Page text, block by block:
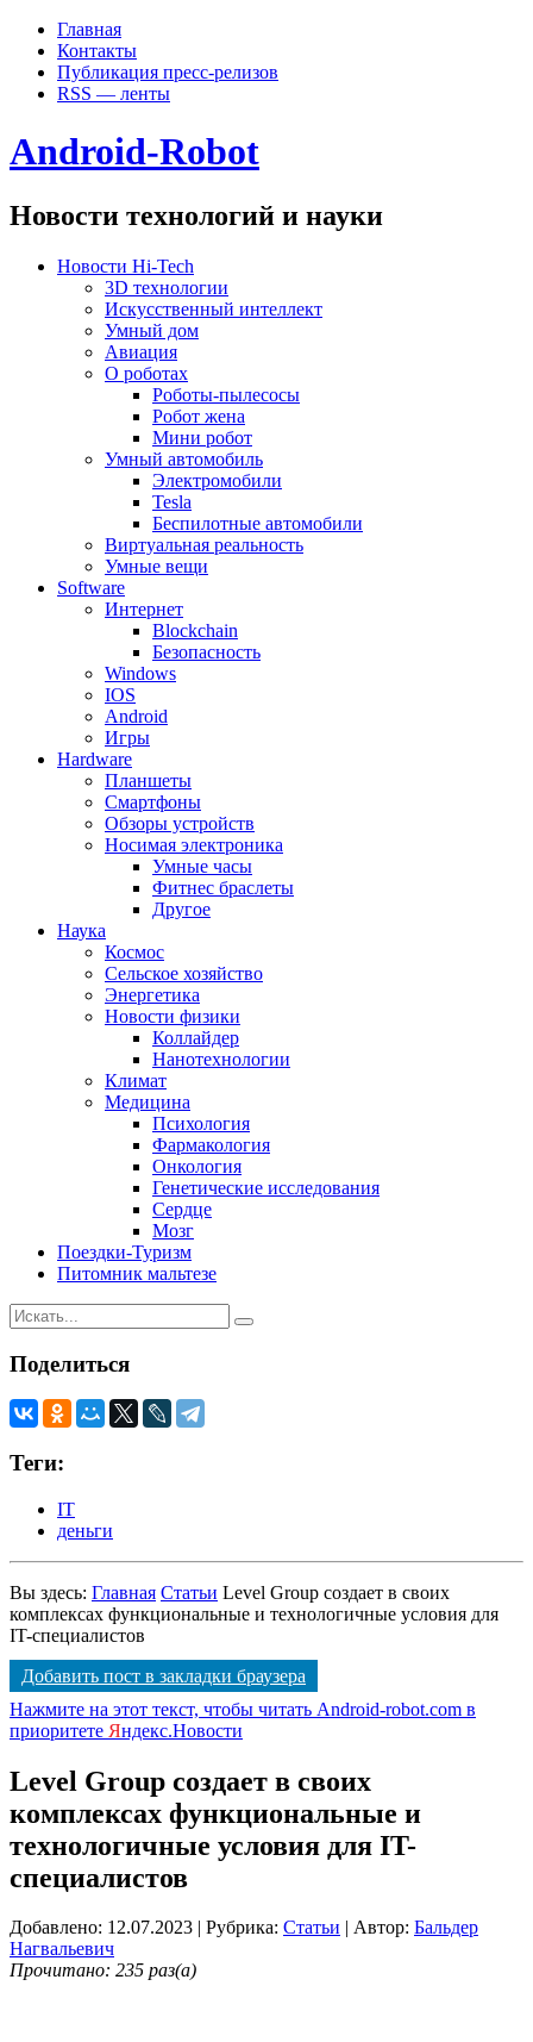
Главная
Контакты
Публикация пресс-релизов
RSS — ленты
Android-Robot
Новости технологий и науки
Новости Hi-Tech
3D технологии
Искусственный интеллект
Умный дом
Авиация
О роботах
Роботы-пылесосы
Робот жена
Мини робот
Умный автомобиль
Электромобили
Tesla
Беспилотные автомобили
Виртуальная реальность
Умные вещи
Software
Интернет
Blockchain
Безопасность
Windows
IOS
Android
Игры
Hardware
Планшеты
Смартфоны
Обзоры устройств
Носимая электроника
Умные часы
Фитнес браслеты
Другое
Наука
Космос
Сельское хозяйство
Энергетика
Новости физики
Коллайдер
Нанотехнологии
Климат
Медицина
Психология
Фармакология
Онкология
Генетические исследования
Сердце
Мозг
Поездки-Туризм
Питомник мальтезе
Поделиться
Теги:
IT
деньги
Вы здесь: Главная Статьи Level Group создает в своих
комплексах функциональные и технологичные условия для
IT-специалистов
Добавить пост в закладки браузера
Нажмите на этот текст, чтобы читать Android-robot.com в
приоритете Яндекс.Новости
Level Group создает в своих
комплексах функциональные и
технологичные условия для IT-
специалистов
Добавлено: 12.07.2023 | Рубрика: Статьи | Автор: Бальдер
Нагвальевич
Прочитано: 235 раз(а)